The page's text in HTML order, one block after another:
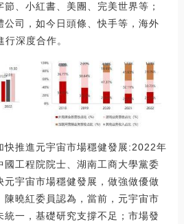
、小紅書、美團、完美世界等；
公司，如今日頭條、快手等，海外
深度合作。
快推進元宇宙市場穩健發展:2022年
國工程院院士、湖南工商大學黨委
元宇宙市場穩健發展，做強做優做
陳曉紅委員認為，當前，元宇宙市
一，基礎研究支撐不足；市場發